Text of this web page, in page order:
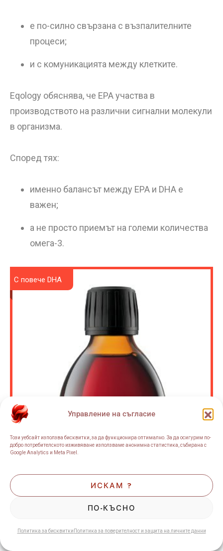
Управление на съгласие
Този уебсайт използва бисквитки, за да функционира оптимално. За да осигурим по-
добро потребителското изживяване използваме анонимна статистика, събирана с
Google Analytics и Meta Pixel.
ИСКАМ ?
ПО-КЪСНО
Политика за бисквитки Политика за поверителност и защита на личните данни
е по-силно свързана с възпалителните
процеси;
и с комуникацията между клетките.
Eqology обяснява, че EPA участва в
производството на различни сигнални молекули
в организма.
Според тях:
именно балансът между EPA и DHA е
важен;
а не просто приемът на големи количества
омега-3.
С повече DHA